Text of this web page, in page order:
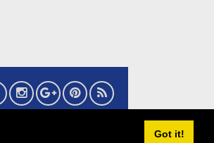
Got it!